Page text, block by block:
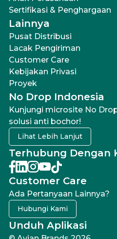
Sertifikasi & Penghargaan
Lainnya
Pusat Distribusi
Lacak Pengiriman
Customer Care
Kebijakan Privasi
Proyek
No Drop Indonesia
Kunjungi microsite No
solusi anti bochor!
Lihat Lebih Lanjut
Terhubung Dengan
Customer Care
Ada Pertanyaan Lainnya?
Hubungi Kami
Unduh Aplikasi